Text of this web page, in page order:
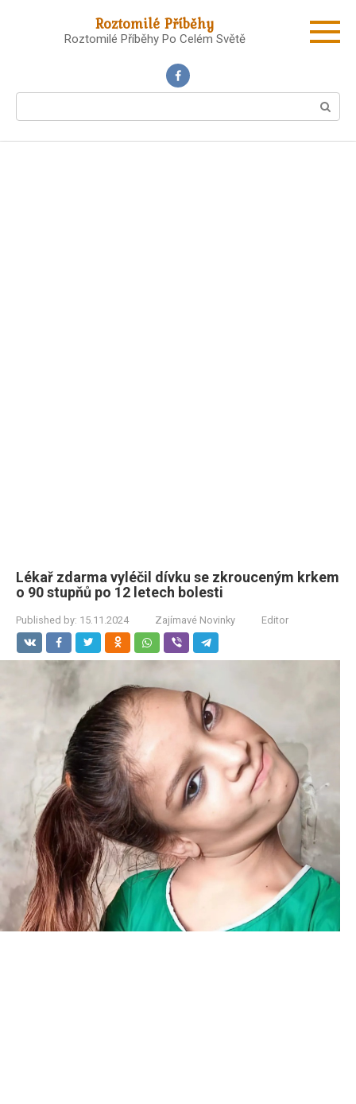
Roztomilé Příběhy
Roztomilé Příběhy Po Celém Světě
Lékař zdarma vyléčil dívku se zkrouceným krkem
o 90 stupňů po 12 letech bolesti
Published by: 15.11.2024 Zajímavé Novinky Editor